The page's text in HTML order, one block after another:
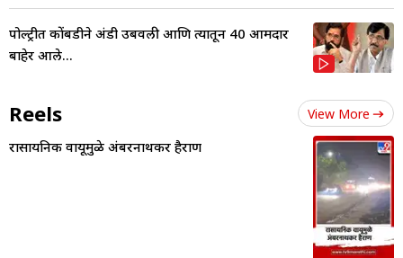
पोल्ट्रीत कोंबडीने अंडी उबवली आणि त्यातून 40 आमदार
बाहेर आले...
Reels View More
रासायनिक वायूमुळे अंबरनाथकर हैराण